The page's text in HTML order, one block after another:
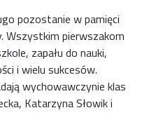
pozostanie w pamięci
Wszystkim pierwszakom
zapału do nauki,
i wielu sukcesów.
wychowawczynie klas
Katarzyna Słowik i